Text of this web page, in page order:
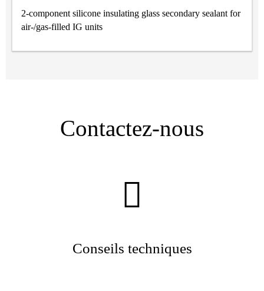
2-component silicone insulating glass secondary sealant for
air-/gas-filled IG units
Contactez-nous
Conseils techniques